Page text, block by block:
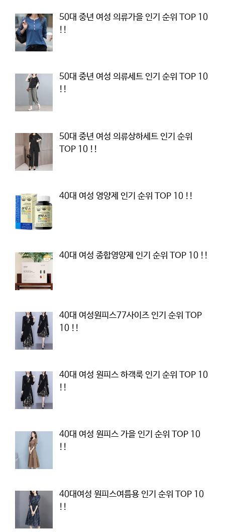
50대 중년 여성 의류가을 인기 순위 TOP 10
!!
50대 중년 여성 의류세트 인기 순위 TOP 10
!!
50대 중년 여성 의류상하세트 인기 순위
TOP 10 !!
40대 여성 영양제 인기 순위 TOP 10 !!
40대 여성 종합영양제 인기 순위 TOP 10 !!
40대 여성원피스77사이즈 인기 순위 TOP
10 !!
40대 여성 원피스 하객룩 인기 순위 TOP 10
!!
40대 여성 원피스 가을 인기 순위 TOP 10
!!
40대여성 원피스여름용 인기 순위 TOP 10
!!